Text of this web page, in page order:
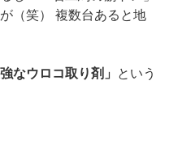
（笑） 複数台あると地
なウロコ取り剤」 という